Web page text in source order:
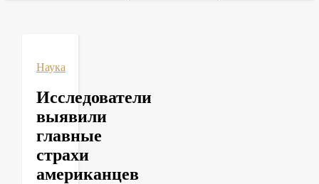
Наука
Исследователи
выявили
главные
страхи
американцев